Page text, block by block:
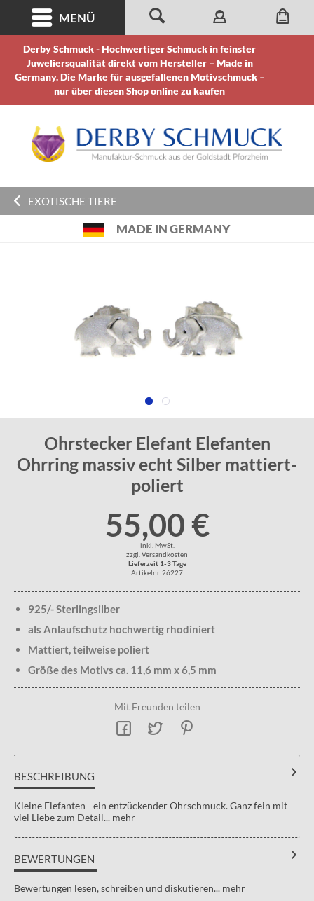
Derby Schmuck - Hochwertiger Schmuck in feinster
Juweliersqualität direkt vom Hersteller – Made in
Germany. Die Marke für ausgefallenen Motivschmuck –
nur über diesen Shop online zu kaufen
MENÜ
EXOTISCHE TIERE
MADE IN GERMANY
Ohrstecker Elefant Elefanten
Ohrring massiv echt Silber mattiert-
poliert
55,00 €
inkl. MwSt.
zzgl. Versandkosten
Lieferzeit 1-3 Tage
Artikelnr. 26227
925/- Sterlingsilber
als Anlaufschutz hochwertig rhodiniert
Mattiert, teilweise poliert
Größe des Motivs ca. 11,6 mm x 6,5 mm
Mit Freunden teilen
BESCHREIBUNG
Kleine Elefanten - ein entzückender Ohrschmuck. Ganz fein mit
viel Liebe zum Detail... mehr
BEWERTUNGEN
Bewertungen lesen, schreiben und diskutieren... mehr